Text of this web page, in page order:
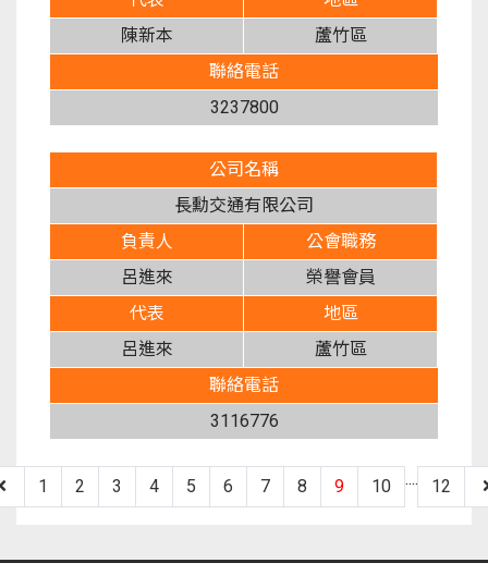
陳新本
蘆竹區
聯絡電話
3237800
公司名稱
長勳交通有限公司
負責人
呂進來
公會職務
榮譽會員
代表
呂進來
地區
蘆竹區
聯絡電話
3116776
1 2 3 4 5 6 7 8 9 10 .... 12